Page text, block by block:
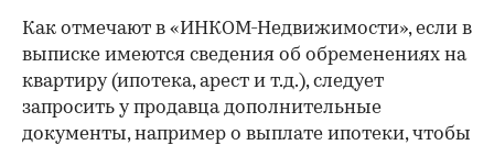
Как отмечают в «ИНКОМ-Недвижимости», если в
выписке имеются сведения об обременениях на
квартиру (ипотека, арест и т.д.), следует
запросить у продавца дополнительные
документы, например о выплате ипотеки, чтобы